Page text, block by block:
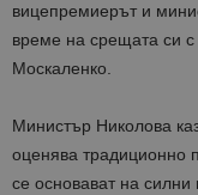
вицепремиерът и
време на срещата си
Москаленко.
Министър Николова
оценява традиционно
се основават на силни